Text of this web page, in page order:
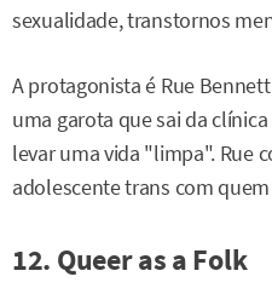
sexualidade, transtornos
A protagonista é Rue
uma garota que sai da
levar uma vida "limpa". Rue
adolescente trans com
12. Queer as a Folk